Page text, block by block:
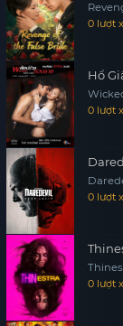
0 lượt
Hổ
0 lượt
0 lượt
0 lượt